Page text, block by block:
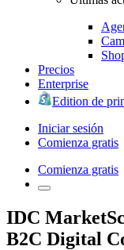
Precios
Enterprise
Edition de
Iniciar sesión
Comienza gratis
Comienza gratis
IDC
B2C Digital